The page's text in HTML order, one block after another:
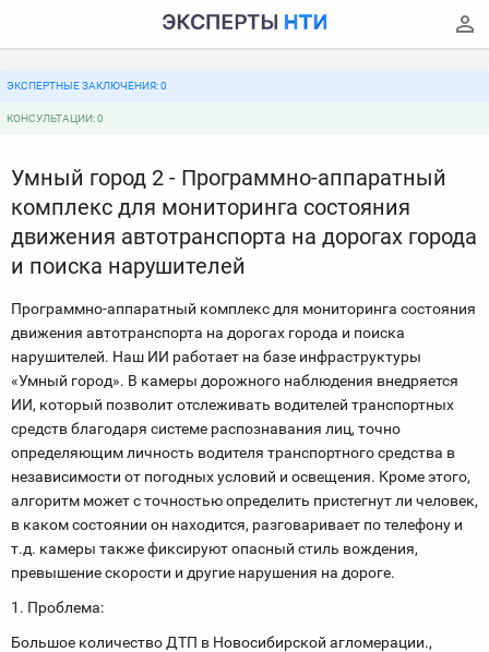
ЭКСПЕРТНЫЕ ЗАКЛЮЧЕНИЯ: 0
КОНСУЛЬТАЦИИ: 0
Умный город 2 - Программно-аппаратный
комплекс для мониторинга состояния
движения автотранспорта на дорогах города
и поиска нарушителей
Программно-аппаратный комплекс для мониторинга состояния
движения автотранспорта на дорогах города и поиска
нарушителей. Наш ИИ работает на базе инфраструктуры
«Умный город». В камеры дорожного наблюдения внедряется
ИИ, который позволит отслеживать водителей транспортных
средств благодаря системе распознавания лиц, точно
определяющим личность водителя транспортного средства в
независимости от погодных условий и освещения. Кроме этого,
алгоритм может с точностью определить пристегнут ли человек,
в каком состоянии он находится, разговаривает по телефону и
т.д. камеры также фиксируют опасный стиль вождения,
превышение скорости и другие нарушения на дороге.
1. Проблема:
Большое количество ДТП в Новосибирской агломерации.,